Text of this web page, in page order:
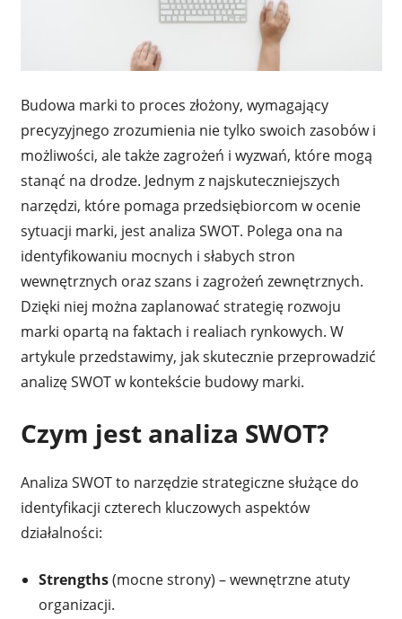
Budowa marki to proces złożony, wymagający
precyzyjnego zrozumienia nie tylko swoich zasobów i
możliwości, ale także zagrożeń i wyzwań, które mogą
stanąć na drodze. Jednym z najskuteczniejszych
narzędzi, które pomaga przedsiębiorcom w ocenie
sytuacji marki, jest analiza SWOT. Polega ona na
identyfikowaniu mocnych i słabych stron
wewnętrznych oraz szans i zagrożeń zewnętrznych.
Dzięki niej można zaplanować strategię rozwoju
marki opartą na faktach i realiach rynkowych. W
artykule przedstawimy, jak skutecznie przeprowadzić
analizę SWOT w kontekście budowy marki.
Czym jest analiza SWOT?
Analiza SWOT to narzędzie strategiczne służące do
identyfikacji czterech kluczowych aspektów
działalności:
Strengths(mocne strony) – wewnętrzne atuty
organizacji.